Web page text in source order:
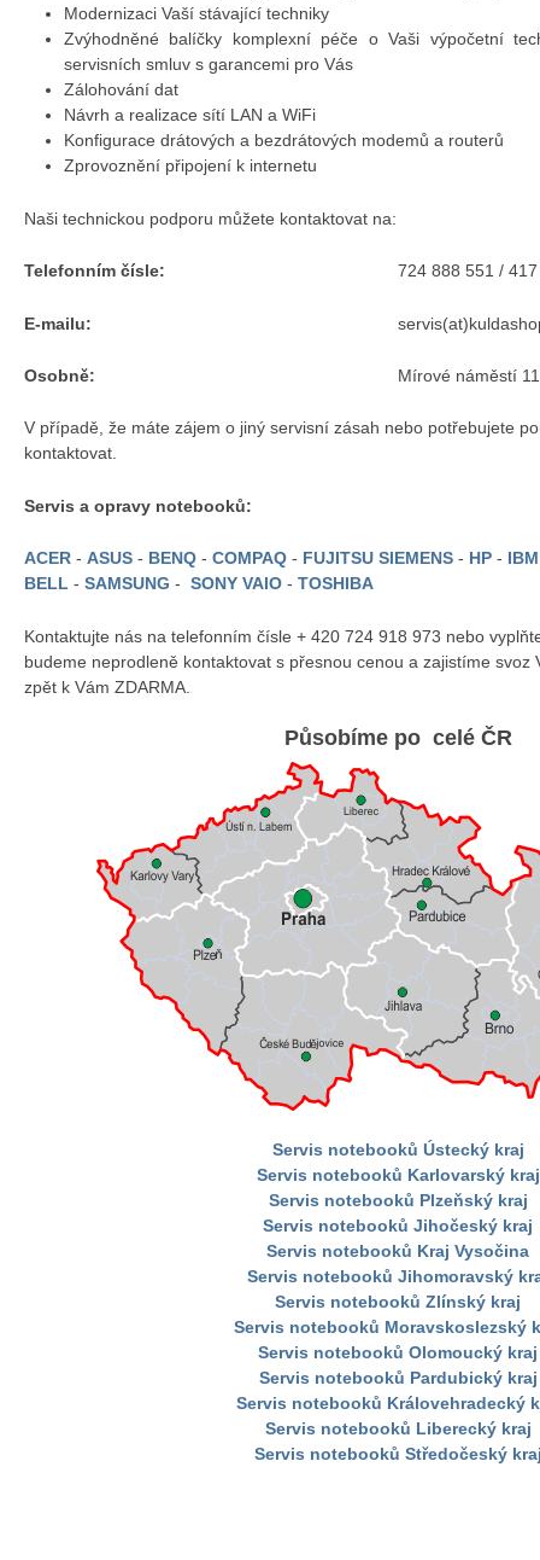
Modernizaci Vaší stávající techniky
Zvýhodněné balíčky komplexní péče o Vaši výpočetní
servisních smluv s garancemi pro Vás
Zálohování dat
Návrh a realizace sítí LAN a WiFi
Konfigurace drátových a bezdrátových modemů a routerů
Zprovoznění připojení k internetu
Naši technickou podporu můžete kontaktovat na:
Telefonním čísle:
E-mailu:
Osobně:
724 888 551 /
Mírové náměstí
V případě, že máte zájem o jiný servisní zásah nebo potřebujete
kontaktovat.
Servis a opravy notebooků:
ACER - ASUS - BENQ - COMPAQ - FUJITSU SIEMENS - HP -
BELL - SAMSUNG - SONY VAIO - TOSHIBA
Kontaktujte nás na telefonním čísle + 420 724 918 973 nebo
budeme neprodleně kontaktovat s přesnou cenou a zajistíme svoz
zpět k Vám ZDARMA.
Působíme po celé ČR
Servis notebooků Ústecký kraj
Servis notebooků Karlovarský kraj
Servis notebooků Plzeňský kraj
Servis notebooků Jihočeský kraj
Servis notebooků Kraj Vysočina
Servis notebooků Jihomoravský
Servis notebooků Zlínský kraj
Servis notebooků Moravskoslezský
Servis notebooků Olomoucký kraj
Servis notebooků Pardubický kraj
Servis notebooků Královehradecký
Servis notebooků Liberecký kraj
Servis notebooků Středočeský